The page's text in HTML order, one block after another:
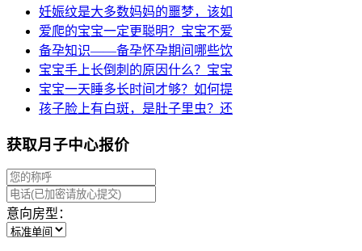
妊娠纹是大多数妈妈的噩梦，该如
爱爬的宝宝一定更聪明？宝宝不爱
备孕知识——备孕怀孕期间哪些饮
宝宝手上长倒刺的原因什么？宝宝
宝宝一天睡多长时间才够？如何提
孩子脸上有白斑，是肚子里虫？还
获取月子中心报价
意向房型：